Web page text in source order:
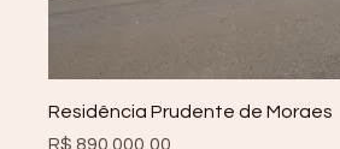
Residência Prudente de Moraes
Preço
R$ 890.000,00